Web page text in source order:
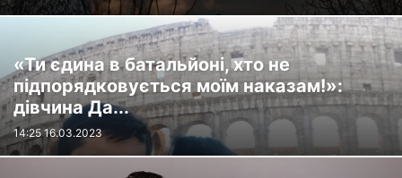
«Ти єдина в батальйоні, хто не
підпорядковується моїм наказам!»:
дівчина Да...
14:25 16.03.2023